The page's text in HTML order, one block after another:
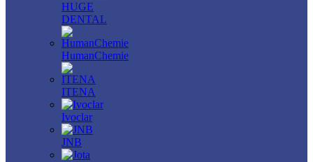
HUGE
DENTAL
HumanChemie
ITENA
Ivoclar
JNB